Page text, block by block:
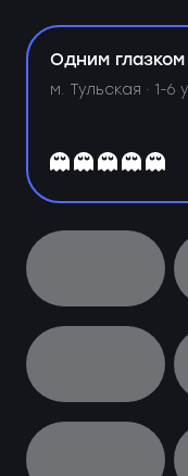
Одним глазком
м. Тульская · 1-6